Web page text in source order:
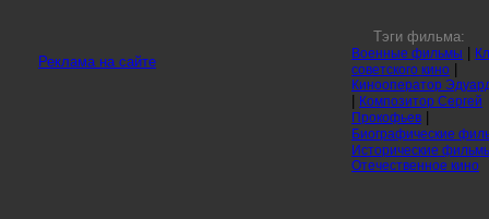
Тэги фильма:
Военные фильмы |
советского кино |
Кинооператор
| Композитор Сергей
Прокофьев |
Биографические
Исторические
Отечественное кино
Реклама на сайте